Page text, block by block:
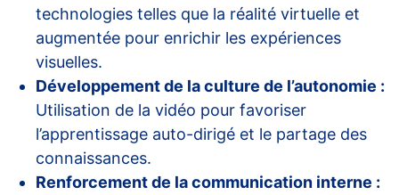
technologies telles que la réalité virtuelle et
augmentée pour enrichir les expériences
visuelles.
Développement de la culture de l’autonomie :
Utilisation de la vidéo pour favoriser
l’apprentissage auto-dirigé et le partage des
connaissances.
Renforcement de la communication interne :